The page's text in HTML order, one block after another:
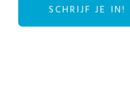
SCHRIJF JE IN!